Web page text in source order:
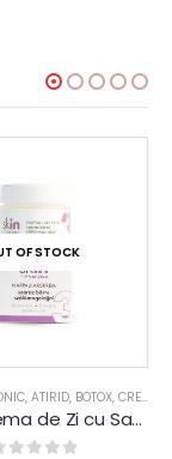
OF STOCK
, ATIRID, BOTOX, CREME HIDRATARE
skIN – Crema de Zi cu Samburi de Struguri (ten uscat)